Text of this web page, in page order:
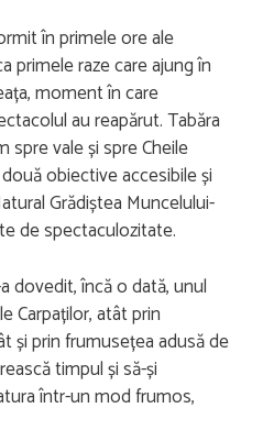
în primele ore ale
primele raze care ajung în
moment în care
au reapărut. Tabăra
spre vale și spre Cheile
obiective accesibile și
Grădiștea Muncelului-
de spectaculozitate.
dovedit, încă o dată, unul
Carpaților, atât prin
și prin frumusețea adusă de
timpul și să-și
într-un mod frumos,